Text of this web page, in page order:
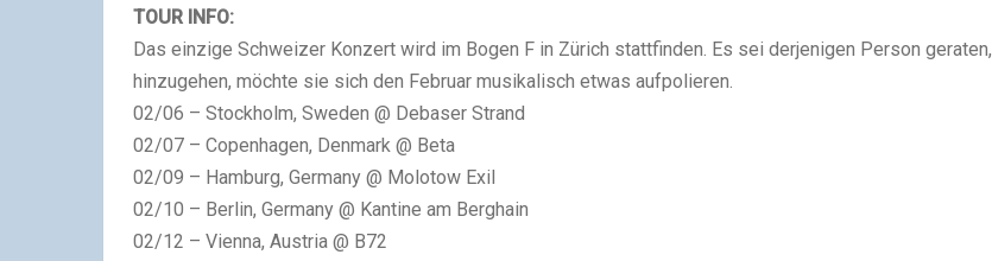
TOUR INFO:
Das einzige Schweizer Konzert wird im Bogen F in Zürich stattfinden. Es sei derjenigen Person geraten,
hinzugehen, möchte sie sich den Februar musikalisch etwas aufpolieren.
02/06 – Stockholm, Sweden @ Debaser Strand
02/07 – Copenhagen, Denmark @ Beta
02/09 – Hamburg, Germany @ Molotow Exil
02/10 – Berlin, Germany @ Kantine am Berghain
02/12 – Vienna, Austria @ B72